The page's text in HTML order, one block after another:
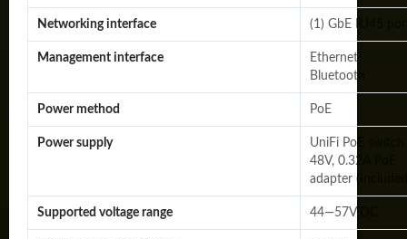
Networking interface (1) GbE RJ45
Management interface
Ethernet
Bluetooth
Power method PoE
Power supply
UniFi PoE switch
48V, 0.32A PoE
adapter
Supported voltage range 44—57V DC